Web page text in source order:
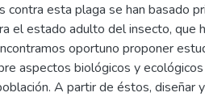
contra esta plaga se han basado
el estado adulto del insecto, que
oportuno proponer
aspectos biológicos y
A partir de éstos, diseñar